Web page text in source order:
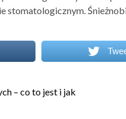
stomatologicznym.
– co to jest i jak